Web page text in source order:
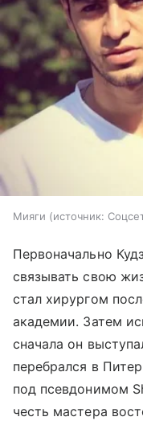
Мияги источник:
Первоначально
связывать свою
стал хирургом
академии. Затем
сначала он
перебрался в
под псевдонимом
честь мастера